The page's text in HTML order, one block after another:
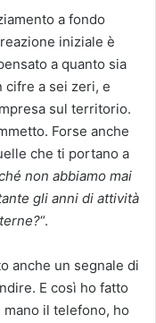
a fondo
iniziale è
a quanto sia
cifre a sei zeri, e
sul territorio.
Forse anche
che ti portano a
non abbiamo mai
gli anni di attività
“.
anche un segnale di
E così ho fatto
il telefono, ho